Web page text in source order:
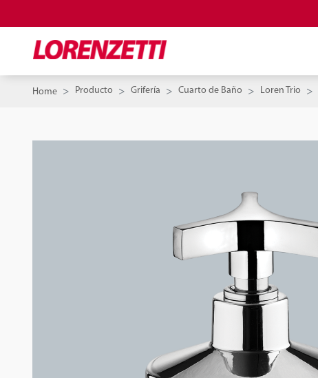
Home Producto Grifería Cuarto de Baño Loren Trio